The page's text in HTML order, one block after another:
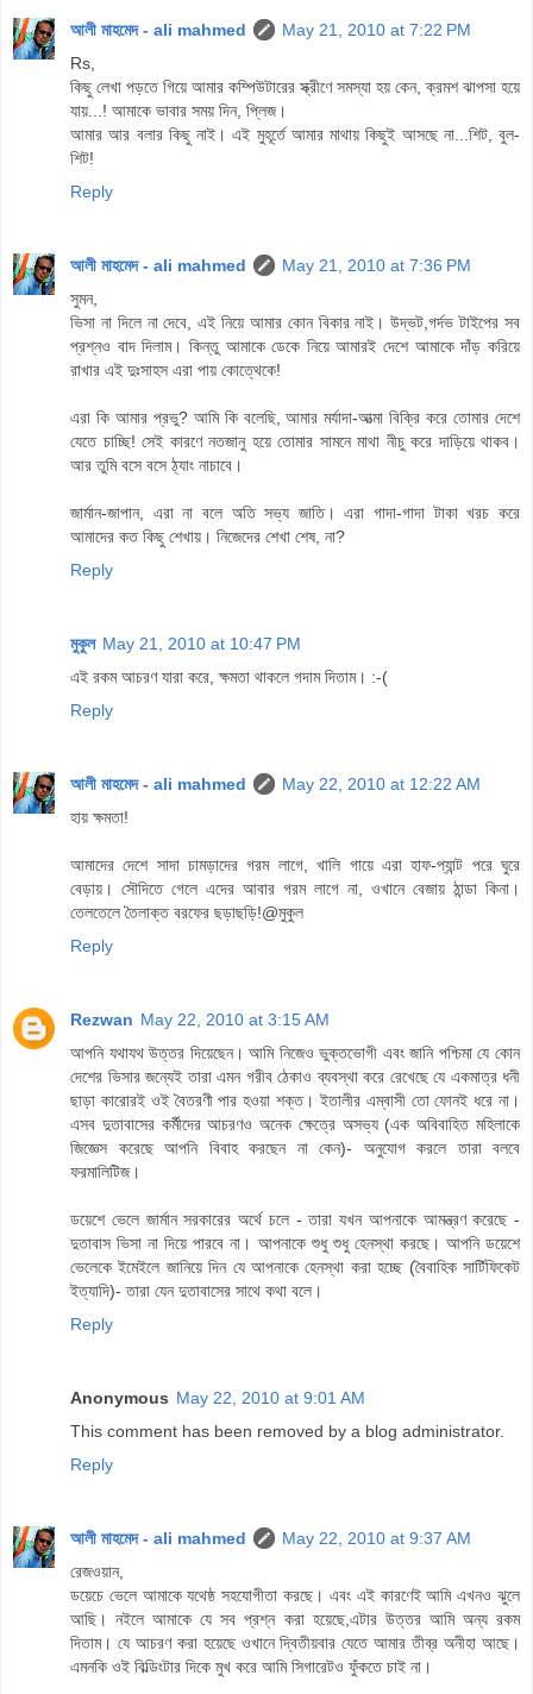
আলী মাহমেদ - ali mahmed
May 21, 2010 at 7:22 PM
Rs,
কিছু লেখা পড়তে গিয়ে আমার কম্পিউটারের স্ক্রীণে সমস্যা হয় কেন, ক্রমশ ঝাপসা হয়ে
যায়...! আমাকে ভাবার সময় দিন, প্লিজ।
আমার আর বলার কিছু নাই। এই মুহূর্তে আমার মাথায় কিছুই আসছে না...শিট, বুল-
শিট!
Reply
আলী মাহমেদ - ali mahmed
May 21, 2010 at 7:36 PM
সুমন,
ভিসা না দিলে না দেবে, এই নিয়ে আমার কোন বিকার নাই। উদ্ভট,গর্দভ টাইপের সব
প্রশ্নও বাদ দিলাম। কিন্তু আমাকে ডেকে নিয়ে আমারই দেশে আমাকে দাঁড় করিয়ে
রাখার এই দুঃসাহস এরা পায় কোত্থেকে!
এরা কি আমার প্রভু? আমি কি বলেছি, আমার মর্যাদা-আত্মা বিক্রি করে তোমার দেশে
যেতে চাচ্ছি! সেই কারণে নতজানু হয়ে তোমার সামনে মাথা নীচু করে দাড়িয়ে থাকব।
আর তুমি বসে বসে ঠ্যাং নাচাবে।
জার্মান-জাপান, এরা না বলে অতি সভ্য জাতি। এরা গাদা-গাদা টাকা খরচ করে
আমাদের কত কিছু শেখায়। নিজেদের শেখা শেষ, না?
Reply
মুকুল May 21, 2010 at 10:47 PM
এই রকম আচরণ যারা করে, ক্ষমতা থাকলে গদাম দিতাম। :-(
Reply
আলী মাহমেদ - ali mahmed
May 22, 2010 at 12:22 AM
হায় ক্ষমতা!
আমাদের দেশে সাদা চামড়াদের গরম লাগে, খালি গায়ে এরা হাফ-প্যান্ট পরে ঘুরে
বেড়ায়। সৌদিতে গেলে এদের আবার গরম লাগে না, ওখানে বেজায় ঠান্ডা কিনা।
তেলতেলে তৈলাক্ত বরফের ছড়াছড়ি!@মুকুল
Reply
Rezwan May 22, 2010 at 3:15 AM
আপনি যথাযথ উত্তর দিয়েছেন। আমি নিজেও ভুক্তভোগী এবং জানি পশ্চিমা যে কোন
দেশের ভিসার জন্যেই তারা এমন গরীব ঠেকাও ব্যবস্থা করে রেখেছে যে একমাত্র ধনী
ছাড়া কারোরই ওই বৈতরণী পার হওয়া শক্ত। ইতালীর এম্বাসী তো ফোনই ধরে না।
এসব দুতাবাসের কর্মীদের আচরণও অনেক ক্ষেত্রে অসভ্য (এক অবিবাহিত মহিলাকে
জিজ্ঞেস করেছে আপনি বিবাহ করছেন না কেন)- অনুযোগ করলে তারা বলবে
ফরমালিটিজ।
ডয়েশে ভেলে জার্মান সরকারের অর্থে চলে - তারা যখন আপনাকে আমন্ত্রণ করেছে -
দুতাবাস ভিসা না দিয়ে পারবে না। আপনাকে শুধু শুধু হেনস্থা করছে। আপনি ডয়েশে
ভেলেকে ইমেইলে জানিয়ে দিন যে আপনাকে হেনস্থা করা হচ্ছে (বৈবাহিক সার্টিফিকেট
ইত্যাদি)- তারা যেন দুতাবাসের সাথে কথা বলে।
Reply
Anonymous May 22, 2010 at 9:01 AM
This comment has been removed by a blog administrator.
Reply
আলী মাহমেদ - ali mahmed
May 22, 2010 at 9:37 AM
রেজওয়ান,
ডয়েচে ভেলে আমাকে যথেষ্ঠ সহযোগীতা করছে। এবং এই কারণেই আমি এখনও ঝুলে
আছি। নইলে আমাকে যে সব প্রশ্ন করা হয়েছে,এটার উত্তর আমি অন্য রকম
দিতাম। যে আচরণ করা হয়েছে ওখানে দ্বিতীয়বার যেতে আমার তীব্র অনীহা আছে।
এমনকি ওই বিল্ডিংটার দিকে মুখ করে আমি সিগারেটও ফুঁকতে চাই না।